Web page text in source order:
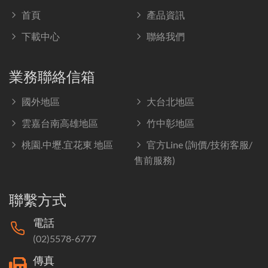
首頁
產品資訊
下載中心
聯絡我們
業務聯絡信箱
國外地區
大台北地區
雲嘉台南高雄地區
竹中彰地區
桃園.中壢.宜花東 地區
官方Line (詢價/技術客服/
售前服務)
聯繫方式
電話
(02)5578-6777
傳真